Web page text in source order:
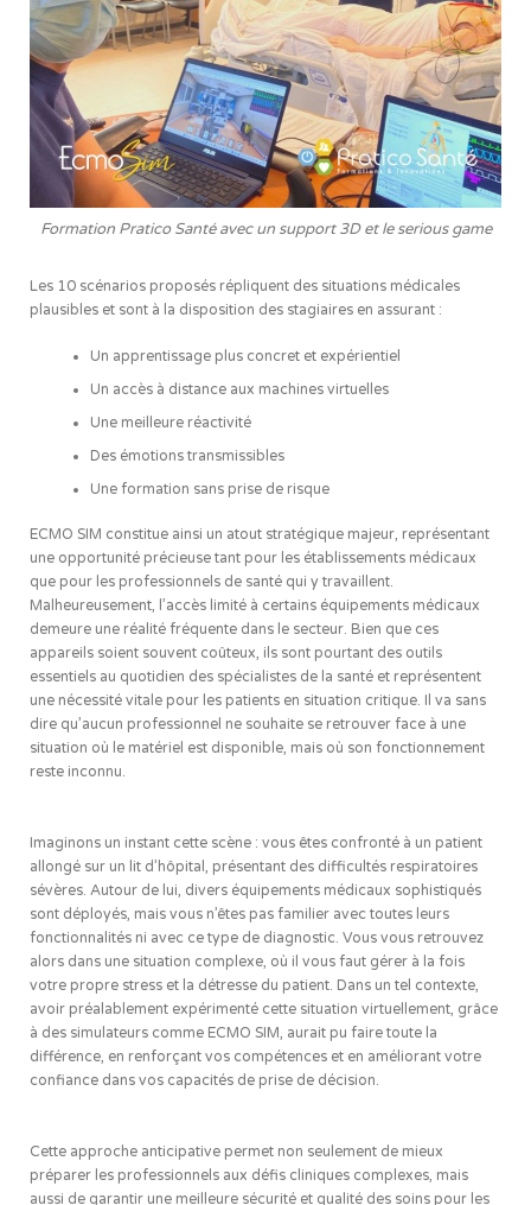
Formation Pratico Santé avec un support 3D et le serious game
Les 10 scénarios proposés répliquent des situations médicales
plausibles et sont à la disposition des stagiaires en assurant :
Un apprentissage plus concret et expérientiel
Un accès à distance aux machines virtuelles
Une meilleure réactivité
Des émotions transmissibles
Une formation sans prise de risque
ECMO SIM constitue ainsi un atout stratégique majeur, représentant
une opportunité précieuse tant pour les établissements médicaux
que pour les professionnels de santé qui y travaillent.
Malheureusement, l’accès limité à certains équipements médicaux
demeure une réalité fréquente dans le secteur. Bien que ces
appareils soient souvent coûteux, ils sont pourtant des outils
essentiels au quotidien des spécialistes de la santé et représentent
une nécessité vitale pour les patients en situation critique. Il va sans
dire qu’aucun professionnel ne souhaite se retrouver face à une
situation où le matériel est disponible, mais où son fonctionnement
reste inconnu.
Imaginons un instant cette scène : vous êtes confronté à un patient
allongé sur un lit d’hôpital, présentant des difficultés respiratoires
sévères. Autour de lui, divers équipements médicaux sophistiqués
sont déployés, mais vous n’êtes pas familier avec toutes leurs
fonctionnalités ni avec ce type de diagnostic. Vous vous retrouvez
alors dans une situation complexe, où il vous faut gérer à la fois
votre propre stress et la détresse du patient. Dans un tel contexte,
avoir préalablement expérimenté cette situation virtuellement, grâce
à des simulateurs comme ECMO SIM, aurait pu faire toute la
différence, en renforçant vos compétences et en améliorant votre
confiance dans vos capacités de prise de décision.
Cette approche anticipative permet non seulement de mieux
préparer les professionnels aux défis cliniques complexes, mais
aussi de garantir une meilleure sécurité et qualité des soins pour les